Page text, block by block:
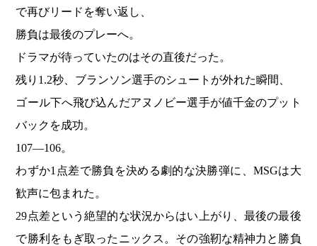
で再びリードを奪い返し、
勝負は最後のプレーへ。
ドラマが待っていたのはその直後だった。
残り1.2秒、ブランソン選手のシュートが外れた瞬間、
ゴール下へ飛び込んだアヌノビー選手が値千金のプット
バックを成功。
107―106。
わずか1点差で勝負を決める劇的な決勝弾に、MSGは大
歓声に包まれた。
29点差という絶望的な状況からはい上がり、最後の最後
で勝利をもぎ取ったニックス。その強靭な精神力と勝負